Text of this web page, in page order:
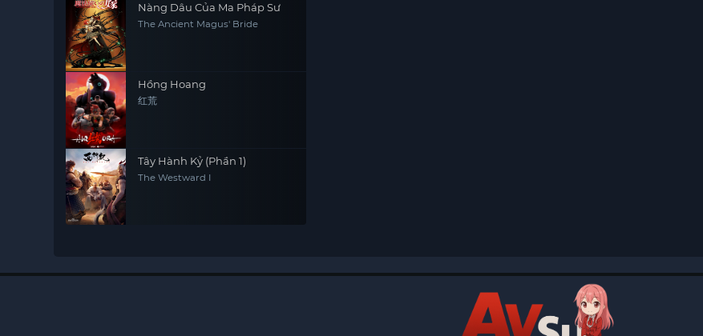
Nàng Dâu Của Ma Pháp Sư
The Ancient Magus' Bride
Hồng Hoang
红荒
Tây Hành Kỷ (Phần 1)
The Westward I